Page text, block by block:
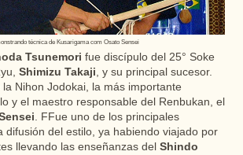
técnica de Kusarigama com Osato Sensei
Tsunemori fue discípulo del 25° Soke
Shimizu Takaji, y su principal sucesor.
Nihon Jodokai, la más importante
y el maestro responsable del Renbukan, el
. FFue uno de los principales
difusión del estilo, ya habiendo viajado por
llevando las enseñanzas del Shindo